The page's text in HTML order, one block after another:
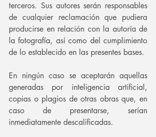
terceros. Sus autores serán responsables
de cualquier reclamación que pudiera
producirse en relación con la autoría de
la fotografía, así como del cumplimiento
de lo establecido en las presentes bases.
En ningún caso se aceptarán aquellas
generadas por inteligencia artificial,
copias o plagios de otras obras que, en
caso de presentarse, serían
inmediatamente descalificadas.